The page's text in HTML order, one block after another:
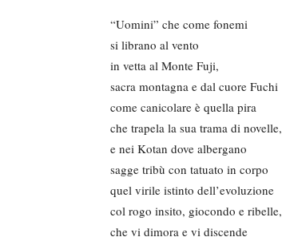
“Uomini” che come fonemi
si librano al vento
in vetta al Monte Fuji,
sacra montagna e dal cuore Fuchi
come canicolare è quella pira
che trapela la sua trama di novelle,
e nei Kotan dove albergano
sagge tribù con tatuato in corpo
quel virile istinto dell’evoluzione
col rogo insito, giocondo e ribelle,
che vi dimora e vi discende